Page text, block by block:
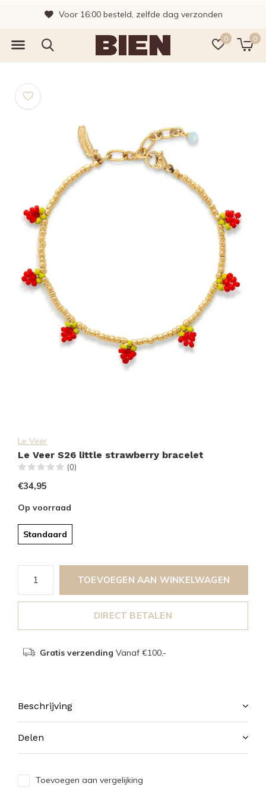
0 0
Voor 16:00 besteld, zelfde dag verzonden
Le Veer
Le Veer S26 little strawberry bracelet
(0)
€34,95
Op voorraad
Standaard
TOEVOEGEN AAN WINKELWAGEN
DIRECT BETALEN
Gratis verzending Vanaf €100,-
Beschrijving
Delen
Toevoegen aan vergelijking